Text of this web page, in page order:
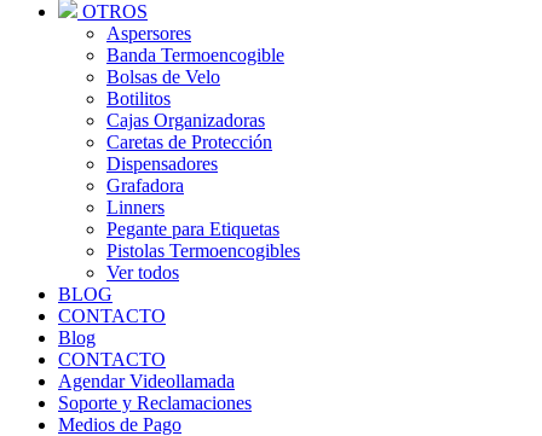
OTROS
Aspersores
Banda Termoencogible
Bolsas de Velo
Botilitos
Cajas Organizadoras
Caretas de Protección
Dispensadores
Grafadora
Linners
Pegante para Etiquetas
Pistolas Termoencogibles
Ver todos
BLOG
CONTACTO
Blog
CONTACTO
Agendar Videollamada
Soporte y Reclamaciones
Medios de Pago